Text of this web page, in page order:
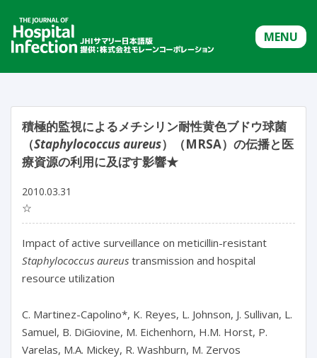
MENU
積極的監視によるメチシリン耐性黄色ブドウ球菌
（Staphylococcus aureus）（MRSA）の伝播と医
療資源の利用に及ぼす影響★
2010.03.31
☆
Impact of active surveillance on meticillin-resistant
Staphylococcus aureus transmission and hospital
resource utilization
C. Martinez-Capolino*, K. Reyes, L. Johnson, J. Sullivan, L.
Samuel, B. DiGiovine, M. Eichenhorn, H.M. Horst, P.
Varelas, M.A. Mickey, R. Washburn, M. Zervos